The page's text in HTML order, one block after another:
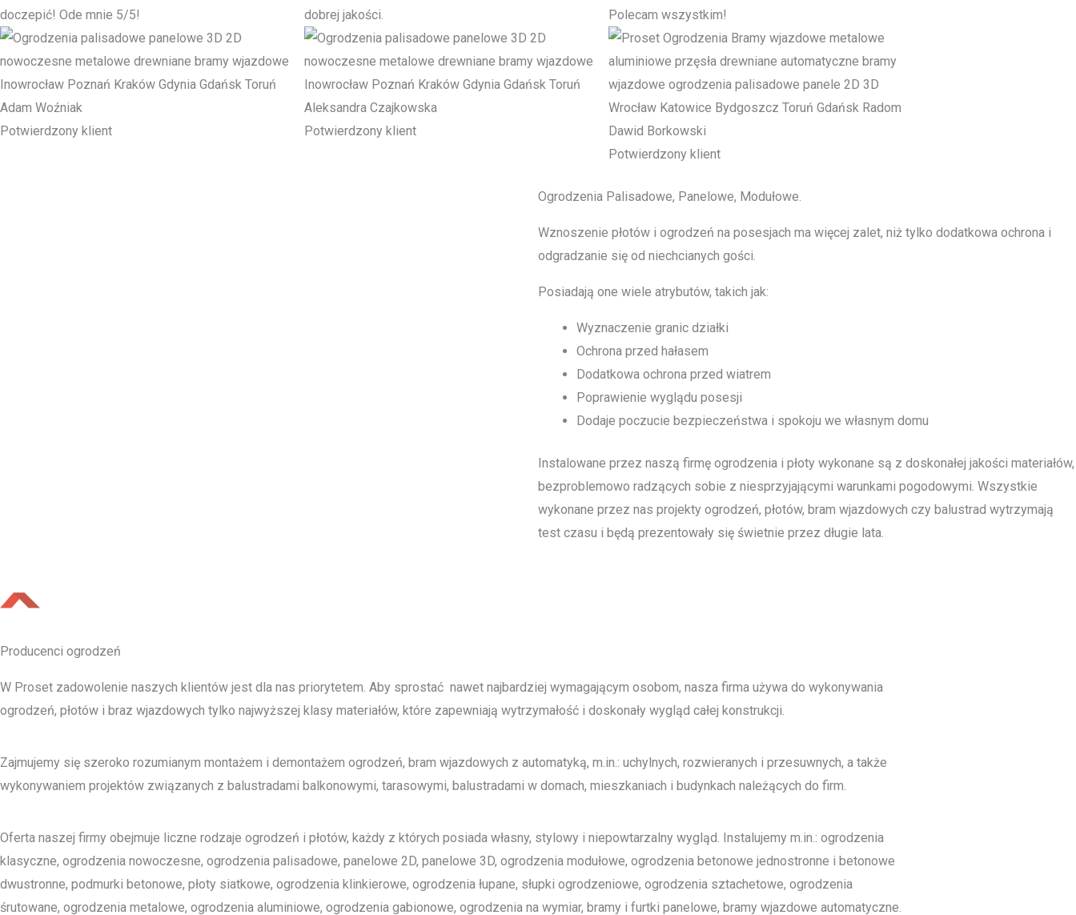
doczepić! Ode mnie 5/5!
Adam Woźniak
Potwierdzony klient
dobrej jakości.
Aleksandra Czajkowska
Potwierdzony klient
Polecam wszystkim!
Dawid Borkowski
Potwierdzony klient
Ogrodzenia Palisadowe, Panelowe, Modułowe.
Wznoszenie płotów i ogrodzeń na posesjach ma więcej zalet, niż tylko dodatkowa ochrona i
odgradzanie się od niechcianych gości.
Posiadają one wiele atrybutów, takich jak:
Wyznaczenie granic działki
Ochrona przed hałasem
Dodatkowa ochrona przed wiatrem
Poprawienie wyglądu posesji
Dodaje poczucie bezpieczeństwa i spokoju we własnym domu
Instalowane przez naszą firmę ogrodzenia i płoty wykonane są z doskonałej jakości materiałów,
bezproblemowo radzących sobie z niesprzyjającymi warunkami pogodowymi. Wszystkie
wykonane przez nas projekty ogrodzeń, płotów, bram wjazdowych czy balustrad wytrzymają
test czasu i będą prezentowały się świetnie przez długie lata.
Producenci ogrodzeń
W Proset zadowolenie naszych klientów jest dla nas priorytetem. Aby sprostać nawet najbardziej wymagającym osobom, nasza firma używa do wykonywania
ogrodzeń, płotów i braz wjazdowych tylko najwyższej klasy materiałów, które zapewniają wytrzymałość i doskonały wygląd całej konstrukcji.
Zajmujemy się szeroko rozumianym montażem i demontażem ogrodzeń, bram wjazdowych z automatyką, m.in.: uchylnych, rozwieranych i przesuwnych, a także
wykonywaniem projektów związanych z balustradami balkonowymi, tarasowymi, balustradami w domach, mieszkaniach i budynkach należących do firm.
Oferta naszej firmy obejmuje liczne rodzaje ogrodzeń i płotów, każdy z których posiada własny, stylowy i niepowtarzalny wygląd. Instalujemy m.in.: ogrodzenia
klasyczne, ogrodzenia nowoczesne, ogrodzenia palisadowe, panelowe 2D, panelowe 3D, ogrodzenia modułowe, ogrodzenia betonowe jednostronne i betonowe
dwustronne, podmurki betonowe, płoty siatkowe, ogrodzenia klinkierowe, ogrodzenia łupane, słupki ogrodzeniowe, ogrodzenia sztachetowe, ogrodzenia
śrutowane, ogrodzenia metalowe, ogrodzenia aluminiowe, ogrodzenia gabionowe, ogrodzenia na wymiar, bramy i furtki panelowe, bramy wjazdowe automatyczne.